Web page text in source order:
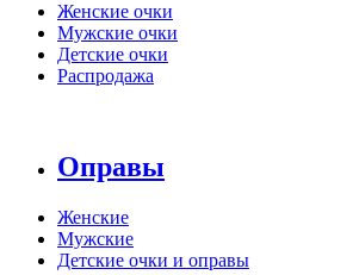
Женские очки
Мужские очки
Детские очки
Распродажа
Оправы
Женские
Мужские
Детские очки и оправы